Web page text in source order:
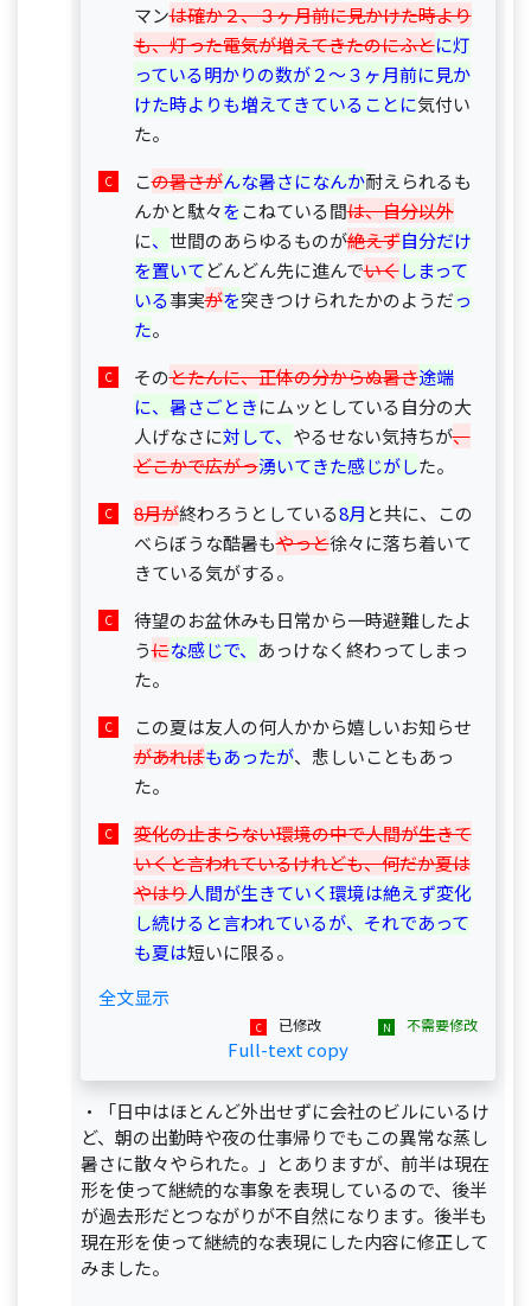
マンは確か２、３ヶ月前に見かけた時より
も、灯った電気が増えてきたのにふとに灯
っている明かりの数が２～３ヶ月前に見か
けた時よりも増えてきていることに気付い
た。
この暑さがんな暑さになんか耐えられるも
んかと駄々をこねている間は、自分以外
に、 世間のあらゆるものが絶えず自分だけ
を置いてどんどん先に進んでいくしまって
いる事実がを突きつけられたかのようだっ
た。
そのとたんに、正体の分からぬ暑さ途端
に、暑さごときにムッとしている自分の大
人げなさに対して、 やるせない気持ちが、
どこかで広がっ湧いてきた感じがした。
8月が終わろうとしている8月 と共に、この
べらぼうな酷暑もやっと徐々に落ち着いて
きている気がする。
待望のお盆休みも日常から一時避難したよ
うにな感じで、
あっけなく終わってしまっ
た。
この夏は友人の何人かから嬉しいお知らせ
があればもあったが、悲しいこともあっ
た。
変化の止まらない環境の中で人間が生きて
いくと言われているけれども、何だか夏は
やはり人間が生きていく環境は絶えず変化
し続けると言われているが、それであって
も夏は短いに限る。
全文显示
已修改 不需要修改
Full-text copy
・「日中はほとんど外出せずに会社のビルにいるけ
ど、朝の出勤時や夜の仕事帰りでもこの異常な蒸し
暑さに散々やられた。」とありますが、前半は現在
形を使って継続的な事象を表現しているので、後半
が過去形だとつながりが不自然になります。後半も
現在形を使って継続的な表現にした内容に修正して
みました。